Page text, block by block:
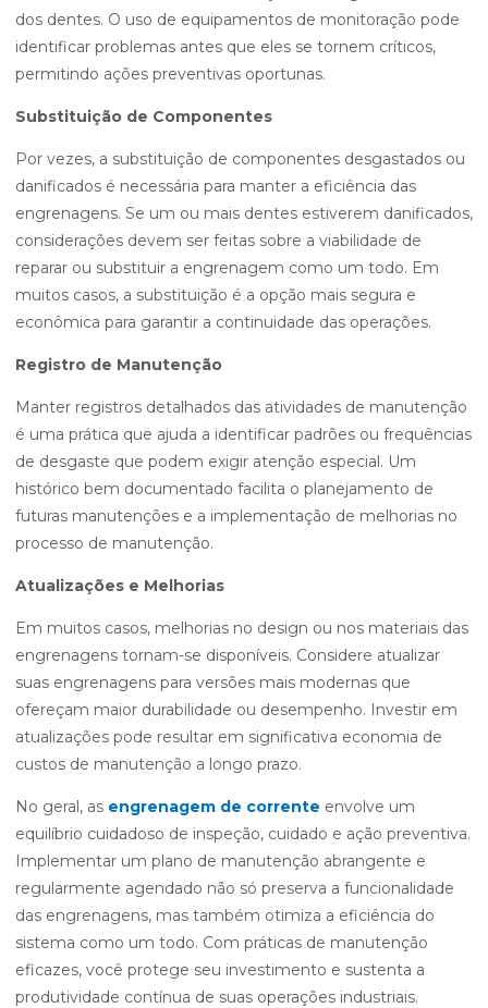
dos dentes. O uso de equipamentos de monitoração pode
identificar problemas antes que eles se tornem críticos,
permitindo ações preventivas oportunas.
Substituição de Componentes
Por vezes, a substituição de componentes desgastados ou
danificados é necessária para manter a eficiência das
engrenagens. Se um ou mais dentes estiverem danificados,
considerações devem ser feitas sobre a viabilidade de
reparar ou substituir a engrenagem como um todo. Em
muitos casos, a substituição é a opção mais segura e
econômica para garantir a continuidade das operações.
Registro de Manutenção
Manter registros detalhados das atividades de manutenção
é uma prática que ajuda a identificar padrões ou frequências
de desgaste que podem exigir atenção especial. Um
histórico bem documentado facilita o planejamento de
futuras manutenções e a implementação de melhorias no
processo de manutenção.
Atualizações e Melhorias
Em muitos casos, melhorias no design ou nos materiais das
engrenagens tornam-se disponíveis. Considere atualizar
suas engrenagens para versões mais modernas que
ofereçam maior durabilidade ou desempenho. Investir em
atualizações pode resultar em significativa economia de
custos de manutenção a longo prazo.
No geral, as engrenagem de corrente envolve um
equilíbrio cuidadoso de inspeção, cuidado e ação preventiva.
Implementar um plano de manutenção abrangente e
regularmente agendado não só preserva a funcionalidade
das engrenagens, mas também otimiza a eficiência do
sistema como um todo. Com práticas de manutenção
eficazes, você protege seu investimento e sustenta a
produtividade contínua de suas operações industriais.